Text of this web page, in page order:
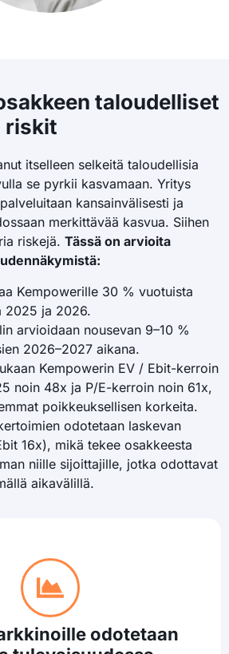
taloudelliset
riskit
itselleen selkeitä taloudellisia
se pyrkii kasvamaan. Yritys
kansainvälisesti ja
merkittävää kasvua. Siihen
riskejä. Tässä on arvioita
Kempowerille 30 % vuotuista
2025 ja 2026.
arvioidaan nousevan 9–10 %
2026–2027 aikana.
Kempowerin EV / Ebit-kerroin
noin 48x ja P/E-kerroin noin 61x,
poikkeuksellisen korkeita.
odotetaan laskevan
16x), mikä tekee osakkeesta
niille sijoittajille, jotka odottavat
aikavälillä.
odotetaan